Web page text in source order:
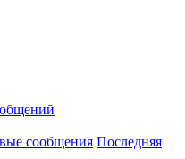
сообщения Последняя